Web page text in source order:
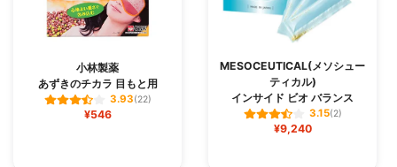
小林製薬
あずきのチカラ 目もと用
3.93(22)
¥546
MESOCEUTICAL(メソシュー
ティカル)
インサイド ビオ バランス
3.15(2)
¥9,240